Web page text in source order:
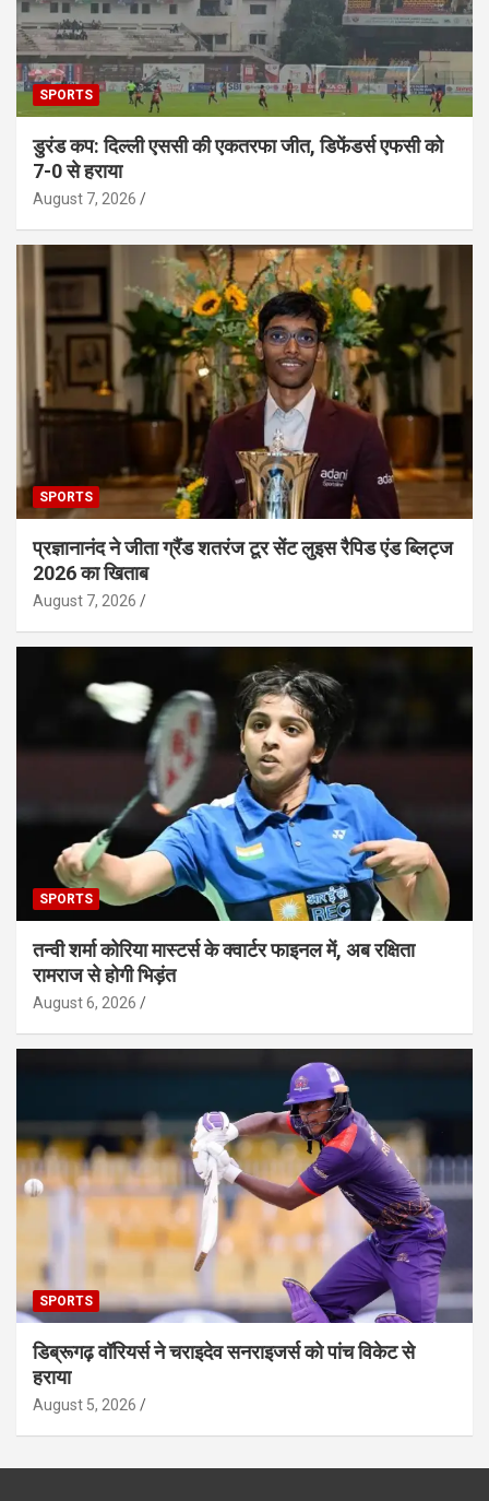
SPORTS
डुरंड कप: दिल्ली एससी की एकतरफा जीत, डिफेंडर्स एफसी को
7-0 से हराया
August 7, 2026
SPORTS
प्रज्ञानानंद ने जीता ग्रैंड शतरंज टूर सेंट लुइस रैपिड एंड ब्लिट्ज
2026 का खिताब
August 7, 2026
SPORTS
तन्वी शर्मा कोरिया मास्टर्स के क्वार्टर फाइनल में, अब रक्षिता
रामराज से होगी भिड़ंत
August 6, 2026
SPORTS
डिब्रूगढ़ वॉरियर्स ने चराइदेव सनराइजर्स को पांच विकेट से
हराया
August 5, 2026